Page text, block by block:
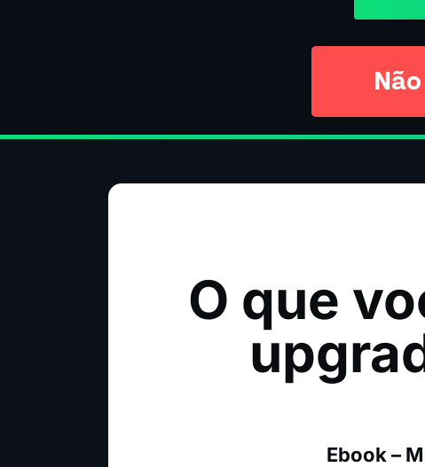
O que
Ebook –